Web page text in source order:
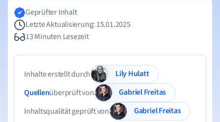
Geprüfter Inhalt
Letzte Aktualisierung: 15.01.2025
13 Minuten Lesezeit
Inhalte erstellt durch
Lily Hulatt
Quellenüberprüft von
Gabriel Freitas
Inhaltsqualität geprüft von
Gabriel Freitas